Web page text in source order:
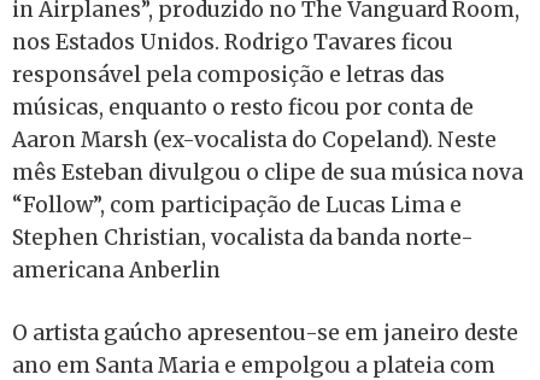
in Airplanes”, produzido no The Vanguard Room,
nos Estados Unidos. Rodrigo Tavares ficou
responsável pela composição e letras das
músicas, enquanto o resto ficou por conta de
Aaron Marsh (ex-vocalista do Copeland). Neste
mês Esteban divulgou o clipe de sua música nova
“Follow”, com participação de Lucas Lima e
Stephen Christian, vocalista da banda norte-
americana Anberlin
O artista gaúcho apresentou-se em janeiro deste
ano em Santa Maria e empolgou a plateia com